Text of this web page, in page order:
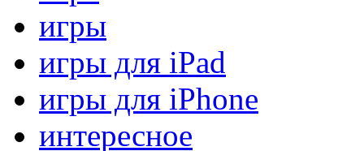
игры
игры для iPad
игры для iPhone
интересное